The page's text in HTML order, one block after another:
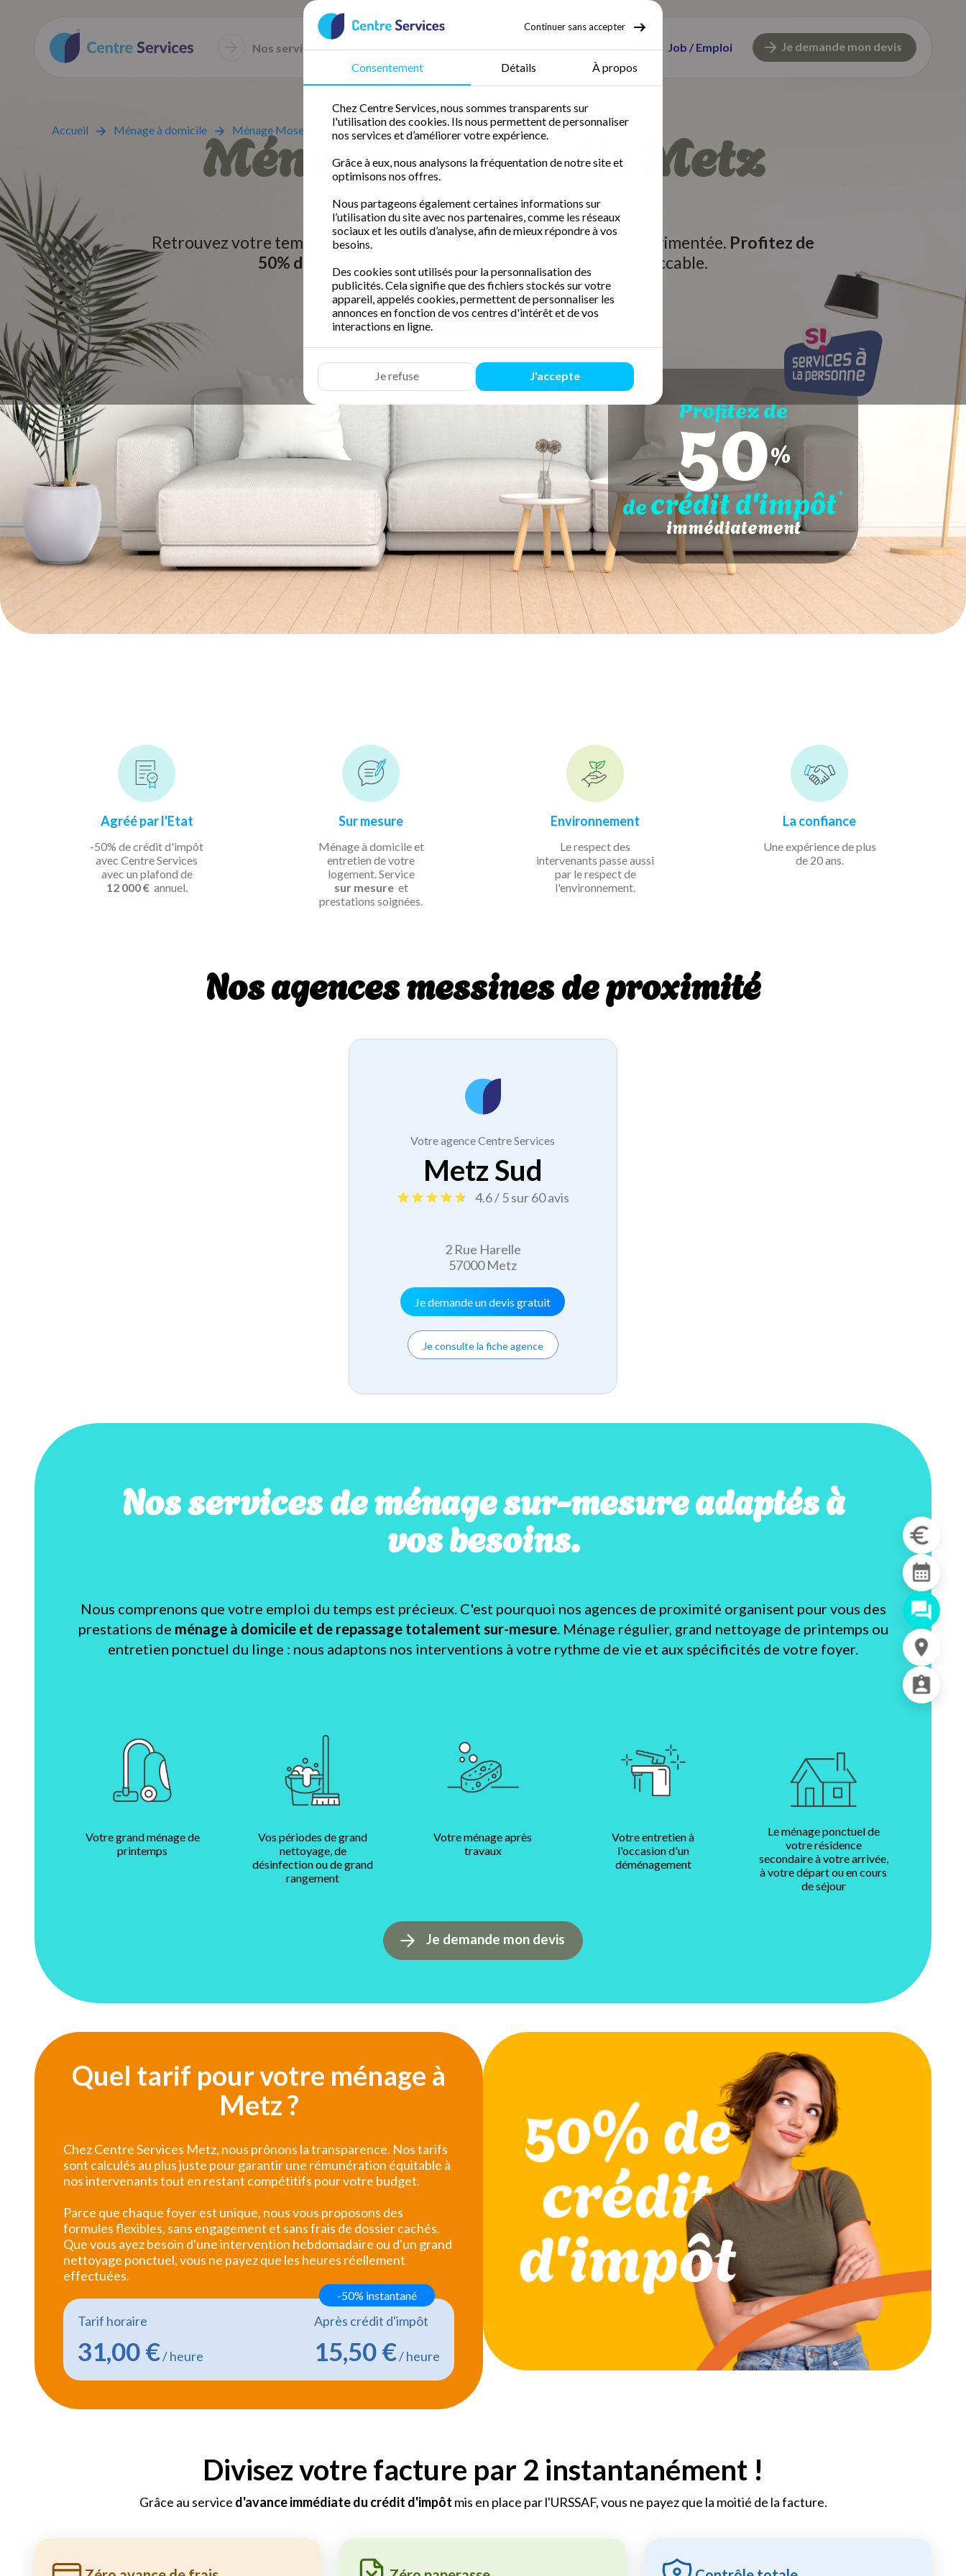
Nos services 50 % de crédit d’impôt Job / Emploi Je demande mon devis
Continuer sans accepter
Consentement Détails À propos
Chez Centre Services, nous sommes transparents sur
l'utilisation des cookies. Ils nous permettent de personnaliser
nos services et d’améliorer votre expérience.
Grâce à eux, nous analysons la fréquentation de notre site et
optimisons nos offres.
Nous partageons également certaines informations sur
l’utilisation du site avec nos partenaires, comme les réseaux
sociaux et les outils d’analyse, afin de mieux répondre à vos
besoins.
Des cookies sont utilisés pour la personnalisation des
publicités. Cela signifie que des fichiers stockés sur votre
appareil, appelés cookies, permettent de personnaliser les
annonces en fonction de vos centres d'intérêt et de vos
interactions en ligne.
Je refuse J'accepte
Accueil Ménage à domicile Ménage Moselle Ménage Metz
Ménage à domicile Metz
4.6 / 5 sur 60 avisGoogle
Retrouvez votre temps libre avec une femme de ménage fiable et expérimentée. Profitez de
50% de crédit d'impôt immédiat
pour un domicile impeccable.
Demander un devis gratuit
Profitez de
50%
decrédit d'impôt*
immédiatement
Agréé par l'Etat
-50% de crédit d'impôt
avec Centre Services
avec un plafond de
12 000 € annuel.
Sur mesure
Ménage à domicile et
entretien de votre
logement. Service
sur mesure et
prestations soignées.
Environnement
Le respect des
intervenants passe aussi
par le respect de
l'environnement.
La confiance
Une expérience deplus
de 20 ans.
Nos agences messines de proximité
Votre agence Centre Services
Metz Sud
4.6 / 5 sur 60 avis
2 Rue Harelle
57000 Metz
Je demande un devis gratuit
Je consulte la fiche agence
Nos services de ménage sur-mesure adaptés à
vos besoins.
Nous comprenons que votre emploi du temps est précieux. C'est pourquoi nos agences de proximité organisent pour vous des
prestations de ménage à domicile et de repassage totalement sur-mesure. Ménage régulier, grand nettoyage de printemps ou
entretien ponctuel du linge : nous adaptons nos interventions à votre rythme de vie et aux spécificités de votre foyer.
Votre grand ménage de
printemps
Vos périodes de grand
nettoyage, de
désinfection ou de grand
rangement
Votre ménage après
travaux
Votre entretien à
l'occasion d'un
déménagement
Le ménage ponctuel de
votre résidence
secondaire à votre arrivée,
à votre départ ou en cours
de séjour
Je demande mon devis
Quel tarif pour votre ménage à
Metz ?
Chez Centre Services Metz, nous prônons la transparence. Nos tarifs
sont calculés au plus juste pour garantir une rémunération équitable à
nos intervenants tout en restant compétitifs pour votre budget.
Parce que chaque foyer est unique, nous vous proposons des
formules flexibles, sans engagement et sans frais de dossier cachés.
Que vous ayez besoin d'une intervention hebdomadaire ou d'un grand
nettoyage ponctuel, vous ne payez que les heures réellement
effectuées.
Tarif horaire
31,00 €/ heure
Après crédit d'impôt
15,50 €/ heure
-50% instantané
Divisez votre facture par 2 instantanément !
Grâce au service d'avance immédiate du crédit d'impôt mis en place par l'URSSAF, vous ne payez que la moitié de la facture.